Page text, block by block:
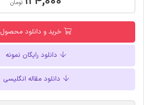
تومان
خرید و دانلود محصول
دانلود رایگان نمونه
دانلود مقاله انگلیسی